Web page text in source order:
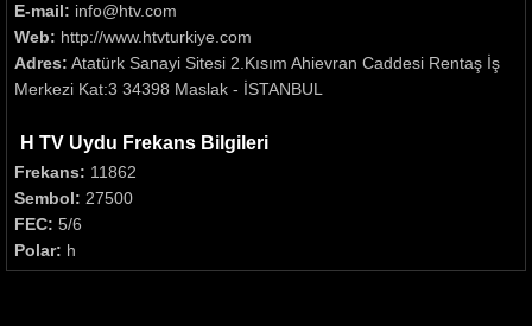
E-mail: info@htv.com
Web: http://www.htvturkiye.com
Adres: Atatürk Sanayi Sitesi 2.Kısım Ahievran Caddesi Rentaş İş
Merkezi Kat:3 34398 Maslak - İSTANBUL
H TV Uydu Frekans Bilgileri
Frekans: 11862
Sembol: 27500
FEC: 5/6
Polar: h